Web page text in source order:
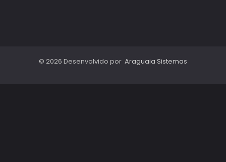
© 2026 Desenvolvido por Araguaia Sistemas